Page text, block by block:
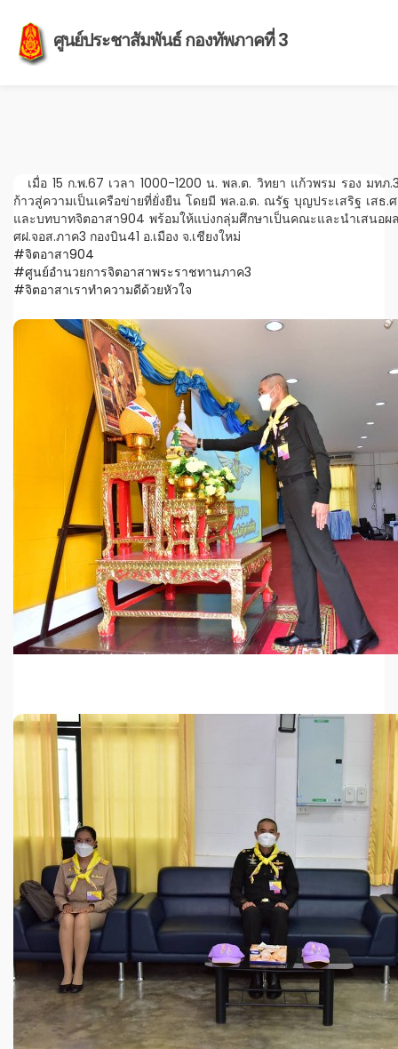
ศูนย์ประชาสัมพันธ์ กองทัพภาคที่ 3
เมื่อ 15 ก.พ.67 เวลา 1000-1200 น. พล.ต. วิทยา แก้วพรม รอง มทภ
ก้าวสู่ความเป็นเครือข่ายที่ยั่งยืน โดยมี พล.อ.ต. ณรัฐ บุญประเสริฐ เสธ
และบทบาทจิตอาสา904 พร้อมให้แบ่งกลุ่มศึกษาเป็นคณะและนำเสนอ
ศฝ.จอส.ภาค3 กองบิน41 อ.เมือง จ.เชียงใหม่
#จิตอาสา904
#ศูนย์อำนวยการจิตอาสาพระราชทานภาค3
#จิตอาสาเราทำความดีด้วยหัวใจ